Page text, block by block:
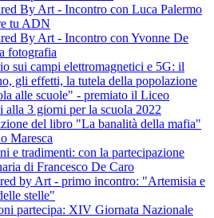
By Art - Incontro con Luca Palermo
tu ADN
By Art - Incontro con Yvonne De
fotografia
sui campi elettromagnetici e 5G: il
gli effetti, la tutela della popolazione
alle scuole" - premiato il Liceo
alla 3 giorni per la scuola 2022
del libro "La banalità della mafia"
Maresca
e tradimenti: con la partecipazione
di Francesco De Caro
by Art - primo incontro: "Artemisia e
stelle"
partecipa: XIV Giornata Nazionale